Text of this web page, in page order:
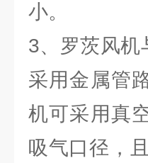
小。
3、罗茨风机
采用金属管
机可采用真
吸气口径，